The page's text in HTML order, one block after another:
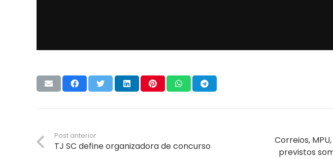
Post anterior
TJ SC define organizadora de concurso
Correios,
previstos